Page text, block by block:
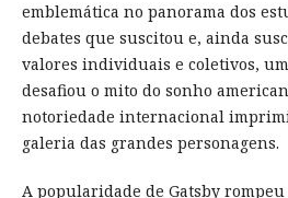
emblemática no panorama dos
debates que suscitou e, ainda
valores individuais e coletivos,
desafiou o mito do sonho
notoriedade internacional
galeria das grandes personagens.
A popularidade de Gatsby